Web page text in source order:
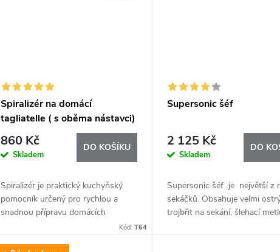
Spiralizér na domácí
tagliatelle ( s oběma nástavci)
860 Kč
Skladem
DO KOŠÍKU
Spiralizér je praktický kuchyňský
pomocník určený pro rychlou a
snadnou přípravu domácích
tagliatelle ze zeleniny. UmožňujeKód:T64
Supersonic šéf
2 125 Kč
Skladem
DO
Supersonic šéf je největší z
sekáčků. Obsahuje velmi
trojbřit na sekání, šlehací